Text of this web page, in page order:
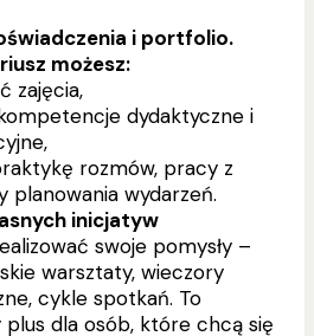
i portfolio.
możesz:
zajęcia,
dydaktyczne i
rozmów, pracy z
planowania wydarzeń.
inicjatyw
swoje pomysły –
warsztaty, wieczory
cykle spotkań. To
dla osób, które chcą się